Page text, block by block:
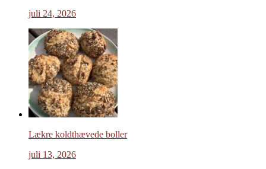
juli 24, 2026
Lækre koldthævede boller
juli 13, 2026